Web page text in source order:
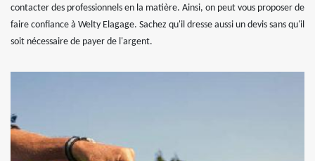
contacter des professionnels en la matière. Ainsi, on peut vous proposer de
faire confiance à Welty Elagage. Sachez qu'il dresse aussi un devis sans qu'il
soit nécessaire de payer de l'argent.